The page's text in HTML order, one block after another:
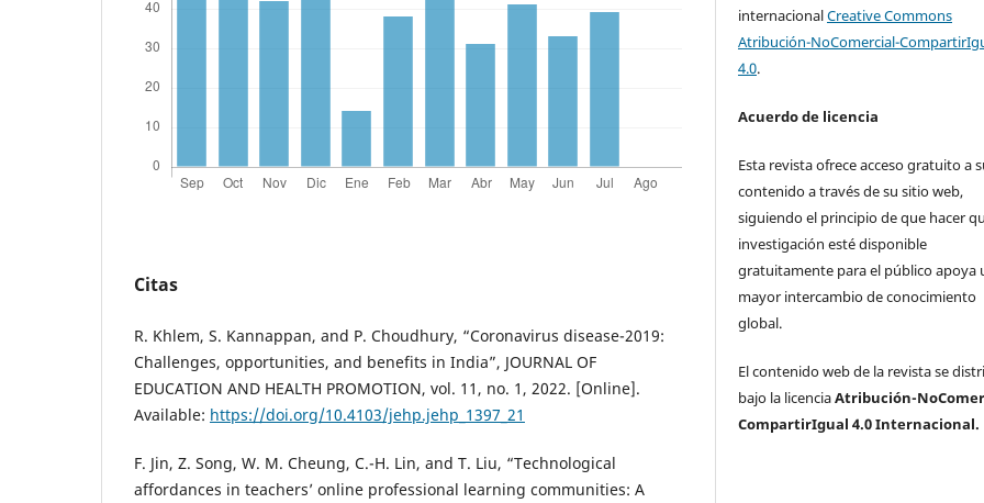
Citas
R. Khlem, S. Kannappan, and P. Choudhury, “Coronavirus disease-2019:
Challenges, opportunities, and benefits in India”, JOURNAL OF
EDUCATION AND HEALTH PROMOTION, vol. 11, no. 1, 2022. [Online].
Available: https://doi.org/10.4103/jehp.jehp_1397_21
F. Jin, Z. Song, W. M. Cheung, C.-H. Lin, and T. Liu, “Technological
affordances in teachers’ online professional learning communities: A
internacionalCreative Commons
Atribución-NoComercial-
4.0.
Acuerdo de licencia
Esta revista ofrece acceso gratuito a
contenido a través de su sitio web,
siguiendo el principio de que hacer
investigación esté disponible
gratuitamente para el público apoya
mayor intercambio de conocimiento
global.
El contenido web de la revista se
bajo la licenciaAtribución-
CompartirIgual 4.0 Internacional.